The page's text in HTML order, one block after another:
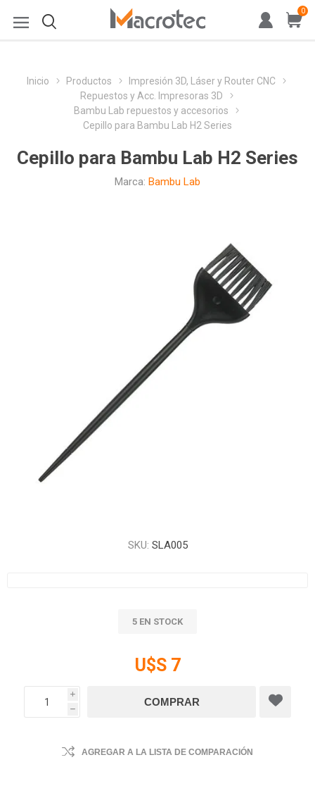
0
Inicio Productos
Impresión 3D, Láser y Router CNC
Repuestos y Acc. Impresoras 3D
Bambu Lab repuestos y accesorios
Cepillo para Bambu Lab H2 Series
Cepillo para Bambu Lab H2 Series
Marca: Bambu Lab
SKU: SLA005
5 EN STOCK
U$S 7
i
h
AGREGAR A LA LISTA DE COMPARACIÓN